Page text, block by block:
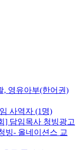
, 영유아부(한어권)
사역자 (1명)
] 담임목사 청빙광고
빙- 올네이션스 교